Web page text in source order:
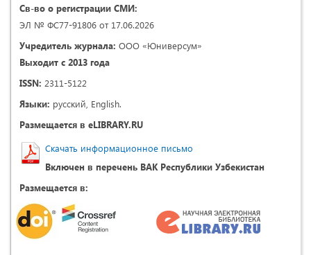
Св-во о регистрации СМИ:
ЭЛ № ФС77-91806 от 17.06.2026
Учредитель журнала: ООО «Юниверсум»
Выходит с 2013 года
ISSN: 2311-5122
Языки: русский, English.
Размещается в eLIBRARY.RU
Скачать информационное письмо
Включен в перечень ВАК Республики Узбекистан
Размещается в: